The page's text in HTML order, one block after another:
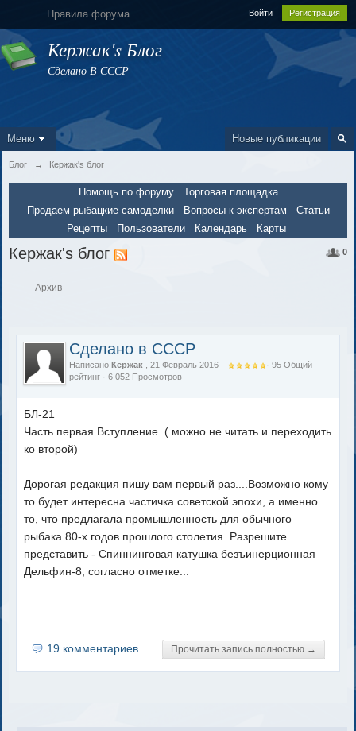
Правила форума Войти Регистрация
Кержак's Блог
Сделано В СССР
Новые публикации
Меню
Блог → Кержак's блог
Помощь по форуму
Торговая площадка
Продаем рыбацкие самоделки
Вопросы к экспертам
Статьи
Рецепты
Пользователи Календарь Карты
0
Кержак's блог
Архив
Сделано в СССР
НаписаноКержак , 21 Февраль 2016 - ·95 Общий
рейтинг · 6 052 Просмотров
БЛ-21
Часть первая Вступление. ( можно не читать и переходить
ко второй)
Дорогая редакция пишу вам первый раз....Возможно кому
то будет интересна частичка советской эпохи, а именно
то, что предлагала промышленность для обычного
рыбака 80-х годов прошлого столетия. Разрешите
представить - Спиннинговая катушка безъинерционная
Дельфин-8, согласно отметке...
Прочитать запись полностью →
19 комментариев